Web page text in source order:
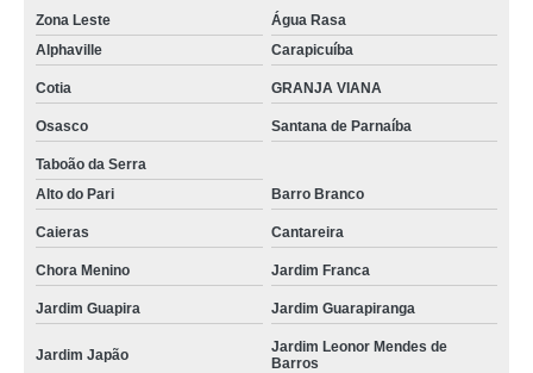
Zona Leste
Água Rasa
Alphaville
Carapicuíba
Cotia GRANJA VIANA
Osasco Santana de Parnaíba
Taboão da Serra
Alto do Pari
Barro Branco
Caieras Cantareira
Chora Menino Jardim Franca
Jardim Guapira Jardim Guarapiranga
Jardim Japão
Jardim Leonor Mendes de
Barros